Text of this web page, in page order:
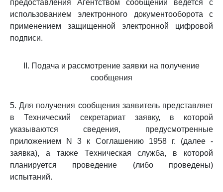
предоставления Агентством сообщений ведется с
использованием электронного документооборота с
применением защищенной электронной цифровой
подписи.
II. Подача и рассмотрение заявки на получение
сообщения
5. Для получения сообщения заявитель представляет
в Технический секретариат заявку, в которой
указываются сведения, предусмотренные
приложением N 3 к Соглашению 1958 г. (далее -
заявка), а также Техническая служба, в которой
планируется проведение (либо проведены)
испытаний.